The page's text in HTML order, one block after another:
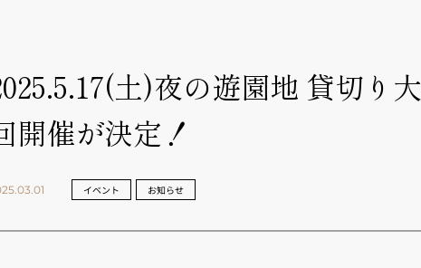
土)夜の遊園地 貸切り
開催が決定！
イベント お知らせ